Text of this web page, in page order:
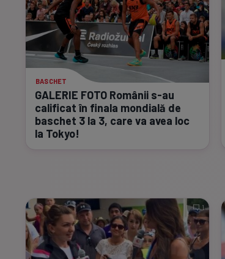
BASCHET
GALERIE FOTO Românii s-au
calificat în finala mondială de
baschet 3 la 3, care va avea loc
la Tokyo!
1